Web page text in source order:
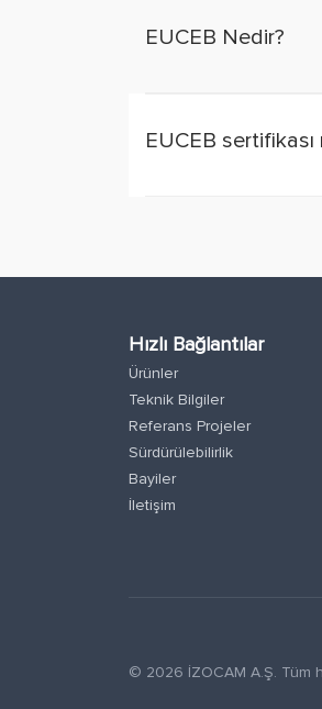
EUCEB Nedir?
EUCEB
Hızlı Bağlantılar
Ürünler
Teknik Bilgiler
Referans Projeler
Sürdürülebilirlik
Bayiler
İletişim
© 2026 İZOCAM A.Ş. Tüm